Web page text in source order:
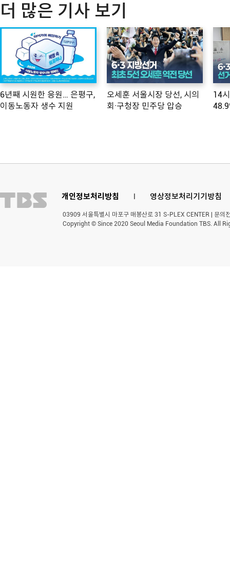
더 많은 기사 보기
6년째 시원한 응원… 은평구,
이동노동자 생수 지원
오세훈 서울시장 당선, 시의
회·구청장 민주당 압승
14
개인정보처리방침 l 영상정보처리기기방침
03909 서울특별시 마포구 매봉산로 31 S-PLEX CENTER | 문
Copyright © Since 2020 Seoul Media Foundation TBS. All